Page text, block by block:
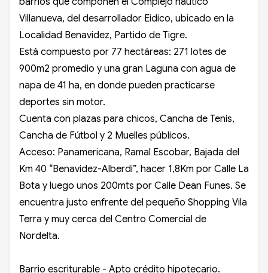
Villanueva, del desarrollador Eidico, ubicado en la
Localidad Benavidez, Partido de Tigre.
Está compuesto por 77 hectáreas: 271 lotes de
900m2 promedio y una gran Laguna con agua de
napa de 41 ha, en donde pueden practicarse
deportes sin motor.
Cuenta con plazas para chicos, Cancha de Tenis,
Cancha de Fútbol y 2 Muelles públicos.
Acceso: Panamericana, Ramal Escobar, Bajada del
Km 40 “Benavidez-Alberdi”, hacer 1,8Km por Calle La
Bota y luego unos 200mts por Calle Dean Funes. Se
encuentra justo enfrente del pequeño Shopping Vila
Terra y muy cerca del Centro Comercial de
Nordelta.
Barrio escriturable - Apto crédito hipotecario.